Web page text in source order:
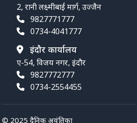
2, रानी लक्ष्मीबाई मार्ग, उज्जैन
9827771777
0734-4041777
इंदौर कार्यालय
ए-54, विजय नगर, इंदौर
9827772777
0734-2554455
© 2025 दैनिक अवंतिका